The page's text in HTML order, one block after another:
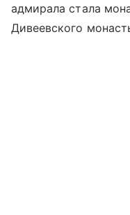
адмирала стала
Дивеевского